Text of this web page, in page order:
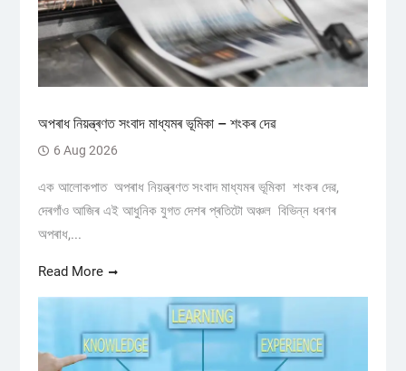
অপৰাধ নিয়ন্ত্ৰণত সংবাদ মাধ্যমৰ ভূমিকা – শংকৰ দেৱ
6 Aug 2026
এক আলোকপাত অপৰাধ নিয়ন্ত্ৰণত সংবাদ মাধ্যমৰ ভূমিকা শংকৰ দেৱ,
দেৰগাঁও আজিৰ এই আধুনিক যুগত দেশৰ প্ৰতিটো অঞ্চল বিভিন্ন ধৰণৰ
অপৰাধ,...
Read More